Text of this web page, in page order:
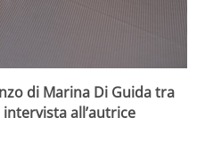
di Marina Di Guida tra
all’autrice